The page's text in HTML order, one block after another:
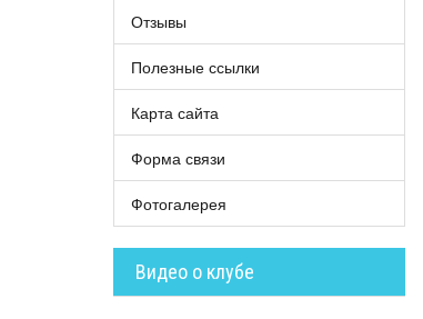
Отзывы
Полезные ссылки
Карта сайта
Форма связи
Фотогалерея
Видео о клубе